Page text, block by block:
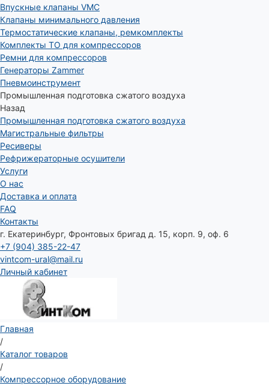
Впускные клапаны VMC
Клапаны минимального давления
Термостатические клапаны, ремкомплекты
Комплекты ТО для компрессоров
Ремни для компрессоров
Генераторы Zammer
Пневмоинструмент
Промышленная подготовка сжатого воздуха
Назад
Промышленная подготовка сжатого воздуха
Магистральные фильтры
Ресиверы
Рефрижераторные осушители
Услуги
О нас
Доставка и оплата
FAQ
Контакты
г. Екатеринбург, Фронтовых бригад д. 15, корп. 9, оф. 6
+7 (904) 385-22-47
vintcom-ural@mail.ru
Личный кабинет
Главная
/
Каталог товаров
/
Компрессорное оборудование